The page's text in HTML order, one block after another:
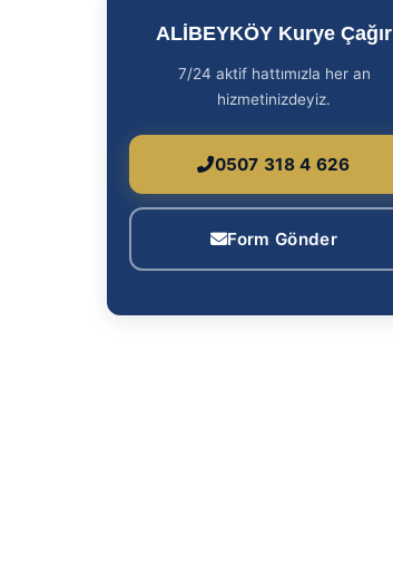
ALİBEYKÖY Kurye Çağır
7/24 aktif hattımızla her an
hizmetinizdeyiz.
0507 318 4 626
Form Gönder